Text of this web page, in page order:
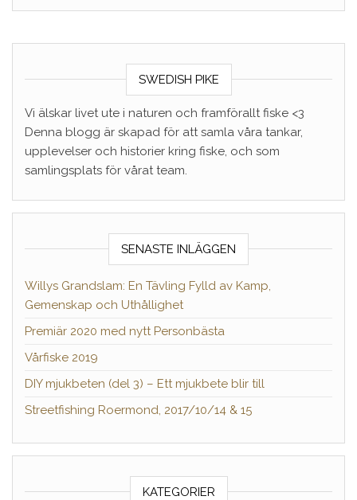
SWEDISH PIKE
Vi älskar livet ute i naturen och framförallt fiske <3
Denna blogg är skapad för att samla våra tankar,
upplevelser och historier kring fiske, och som
samlingsplats för vårat team.
SENASTE INLÄGGEN
Willys Grandslam: En Tävling Fylld av Kamp,
Gemenskap och Uthållighet
Premiär 2020 med nytt Personbästa
Vårfiske 2019
DIY mjukbeten (del 3) – Ett mjukbete blir till
Streetfishing Roermond, 2017/10/14 & 15
KATEGORIER